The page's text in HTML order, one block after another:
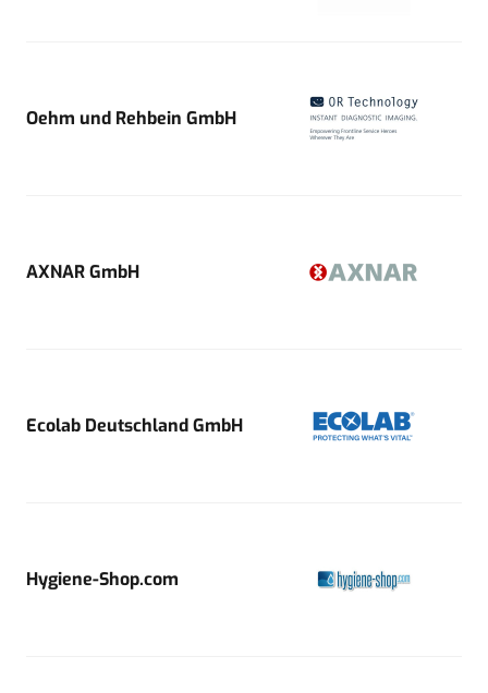
Oehm und Rehbein GmbH
AXNAR GmbH
Ecolab Deutschland GmbH
Hygiene-Shop.com